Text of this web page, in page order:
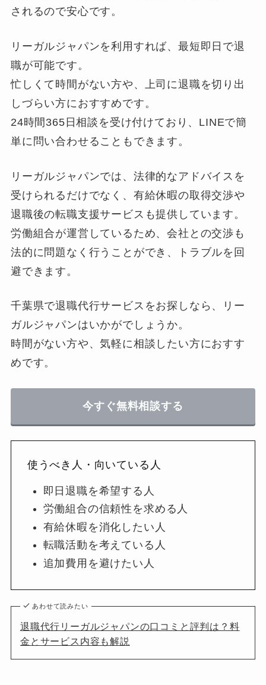
されるので安心です。
リーガルジャパンを利用すれば、最短即日で退
職が可能です。
忙しくて時間がない方や、上司に退職を切り出
しづらい方におすすめです。
24時間365日相談を受け付けており、LINEで簡
単に問い合わせることもできます。
リーガルジャパンでは、法律的なアドバイスを
受けられるだけでなく、有給休暇の取得交渉や
退職後の転職支援サービスも提供しています。
労働組合が運営しているため、会社との交渉も
法的に問題なく行うことができ、トラブルを回
避できます。
千葉県で退職代行サービスをお探しなら、リー
ガルジャパンはいかがでしょうか。
時間がない方や、気軽に相談したい方におすす
めです。
今すぐ無料相談する
使うべき人・向いている人
即日退職を希望する人
労働組合の信頼性を求める人
有給休暇を消化したい人
転職活動を考えている人
追加費用を避けたい人
あわせて読みたい
退職代行リーガルジャパンの口コミと評判は？料
金とサービス内容も解説